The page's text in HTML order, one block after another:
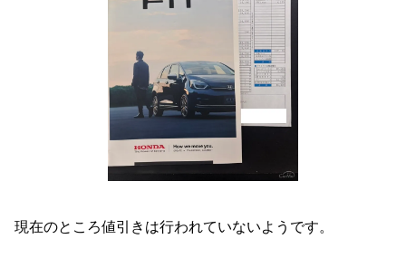
現在のところ値引きは行われていないようです。